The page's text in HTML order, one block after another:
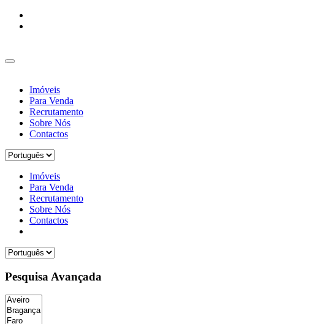
Imóveis
Para Venda
Recrutamento
Sobre Nós
Contactos
Imóveis
Para Venda
Recrutamento
Sobre Nós
Contactos
Pesquisa Avançada